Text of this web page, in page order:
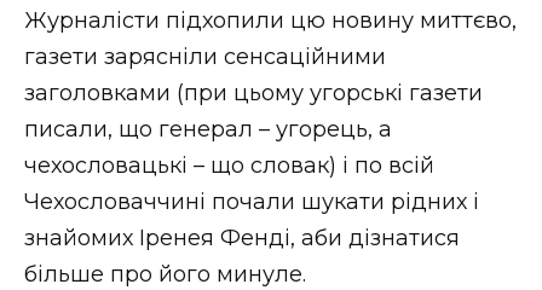
Журналісти підхопили цю новину миттєво,
газети зарясніли сенсаційними
заголовками (при цьому угорські газети
писали, що генерал – угорець, а
чехословацькі – що словак) і по всій
Чехословаччині почали шукати рідних і
знайомих Іренея Фенді, аби дізнатися
більше про його минуле.